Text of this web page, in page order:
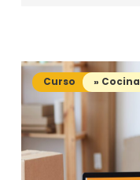
Curso » Cocina